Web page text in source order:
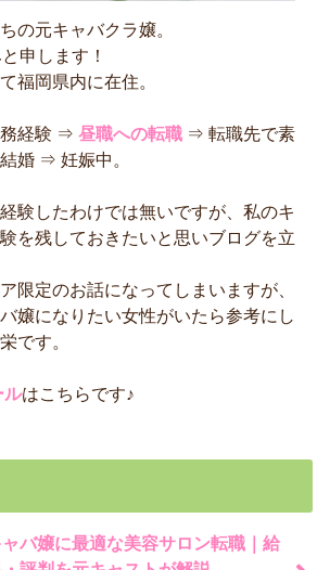
の元キャバクラ嬢。
申します！
福岡県内に在住。
務経験 ⇒昼職への転職 ⇒ 転職先で素
婚 ⇒ 妊娠中。
験したわけでは無いですが、私のキ
を残しておきたいと思いブログを立
限定のお話になってしまいますが、
嬢になりたい女性がいたら参考にし
です。
ルはこちらです♪
バ嬢に最適な美容サロン転職｜給